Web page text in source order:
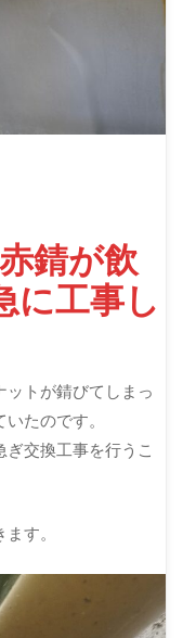
錆が飲
に工事し
ットが錆びてしまっ
たのです。
交換工事を行うこ
す。